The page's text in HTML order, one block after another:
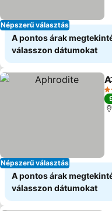
Népszerű választás
A pontos árak
válasszon dátumokat
Népszerű választás
3
A pontos árak
válasszon dátumokat